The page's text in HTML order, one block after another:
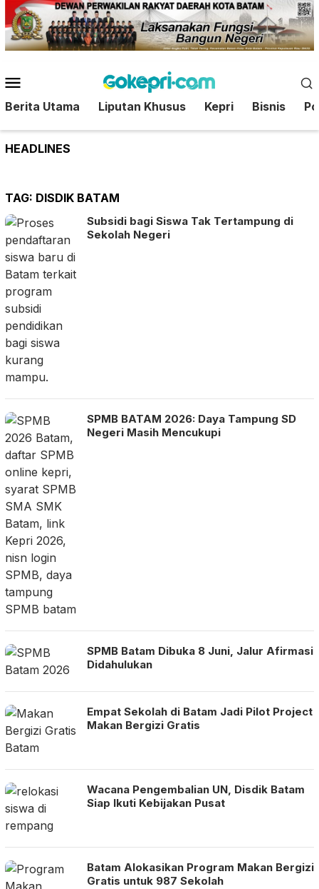
Loncat
ke
konten
Mobile
Berita Utama Liputan Khusus Kepri Bisnis
HEADLINES
TAG: DISDIK BATAM
Subsidi bagi Siswa Tak Tertampung di
Sekolah Negeri
SPMB BATAM 2026: Daya Tampung SD
Negeri Masih Mencukupi
SPMB Batam Dibuka 8 Juni, Jalur Afirmasi
Didahulukan
Empat Sekolah di Batam Jadi Pilot Project
Makan Bergizi Gratis
Wacana Pengembalian UN, Disdik Batam
Siap Ikuti Kebijakan Pusat
Batam Alokasikan Program Makan Bergizi
Gratis untuk 987 Sekolah